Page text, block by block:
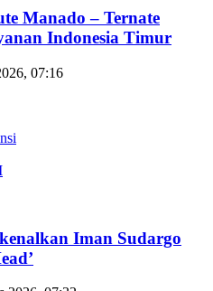
Manado – Ternate
Indonesia Timur
07:16
Iman Sudargo